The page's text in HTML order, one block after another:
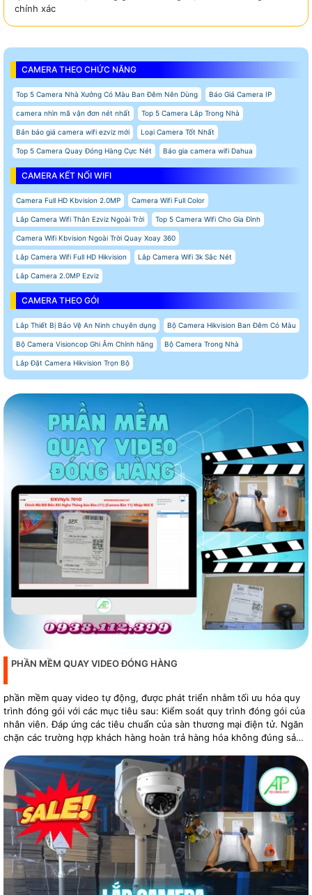
chính xác
CAMERA THEO CHỨC NĂNG
Top 5 Camera Nhà Xưởng Có Màu Ban Đêm Nên Dùng Báo Giá Camera IP
camera nhìn mã vận đơn nét nhất Top 5 Camera Lắp Trong Nhà
Bản báo giá camera wifi ezviz mới Loại Camera Tốt Nhất
Top 5 Camera Quay Đóng Hàng Cực Nét Báo gia camera wifi Dahua
CAMERA KẾT NỐI WIFI
Camera Full HD Kbvision 2.0MP Camera Wifi Full Color
Lắp Camera Wifi Thân Ezviz Ngoài Trời Top 5 Camera Wifi Cho Gia Đình
Camera Wifi Kbvision Ngoài Trời Quay Xoay 360
Lắp Camera Wifi Full HD Hikvision Lắp Camera Wifi 3k Sắc Nét
Lắp Camera 2.0MP Ezviz
CAMERA THEO GÓI
Lắp Thiết Bị Bảo Vệ An Ninh chuyên dụng Bộ Camera Hikvision Ban Đêm Có Màu
Bộ Camera Visioncop Ghi Âm Chính hãng Bộ Camera Trong Nhà
Lắp Đặt Camera Hikvision Trọn Bộ
PHẦN MỀM QUAY VIDEO ĐÓNG HÀNG
phần mềm quay video tự động, được phát triển nhằm tối ưu hóa quy
trình đóng gói với các mục tiêu sau: Kiểm soát quy trình đóng gói của
nhân viên. Đáp ứng các tiêu chuẩn của sàn thương mại điện tử. Ngăn
chặn các trường hợp khách hàng hoàn trả hàng hóa không đúng sản